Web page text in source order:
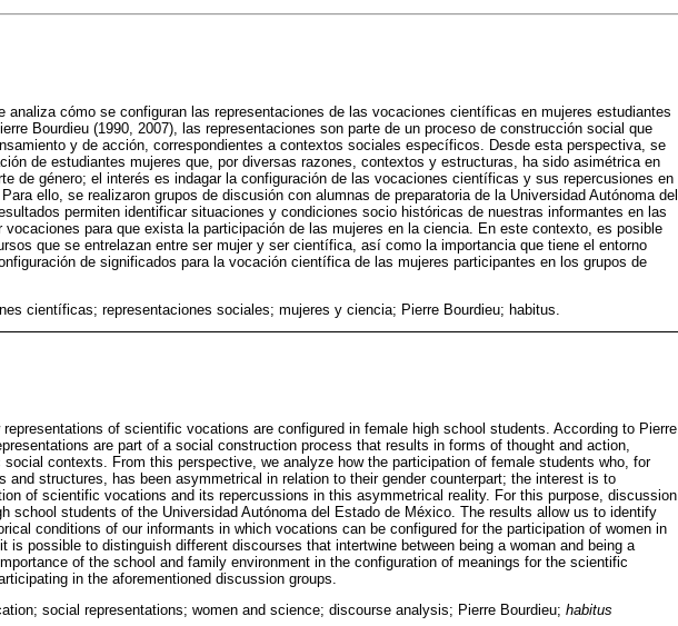
analiza cómo se configuran las representaciones de las vocaciones científicas en mujeres estudiantes
Bourdieu (1990, 2007), las representaciones son parte de un proceso de construcción social que
y de acción, correspondientes a contextos sociales específicos. Desde esta perspectiva, se
de estudiantes mujeres que, por diversas razones, contextos y estructuras, ha sido asimétrica en
de género; el interés es indagar la configuración de las vocaciones científicas y sus repercusiones en
ello, se realizaron grupos de discusión con alumnas de preparatoria de la Universidad Autónoma del
permiten identificar situaciones y condiciones socio históricas de nuestras informantes en las
vocaciones para que exista la participación de las mujeres en la ciencia. En este contexto, es posible
que se entrelazan entre ser mujer y ser científica, así como la importancia que tiene el entorno
de significados para la vocación científica de las mujeres participantes en los grupos de
científicas; representaciones sociales; mujeres y ciencia; Pierre Bourdieu; habitus.
of scientific vocations are configured in female high school students. According to Pierre
are part of a social construction process that results in forms of thought and action,
contexts. From this perspective, we analyze how the participation of female students who, for
and structures, has been asymmetrical in relation to their gender counterpart; the interest is to
of scientific vocations and its repercussions in this asymmetrical reality. For this purpose, discussion
school students of the Universidad Autónoma del Estado de México. The results allow us to identify
conditions of our informants in which vocations can be configured for the participation of women in
is possible to distinguish different discourses that intertwine between being a woman and being a
of the school and family environment in the configuration of meanings for the scientific
in the aforementioned discussion groups.
social representations; women and science; discourse analysis; Pierre Bourdieu; habitus